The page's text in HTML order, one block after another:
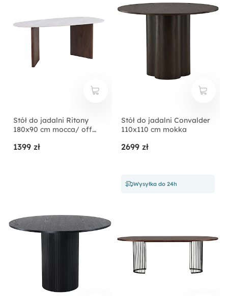
Stół do jadalni Ritony
180x90 cm mocca/ off
1399 zł
Stół do jadalni Convalder
110x110 cm mokka
2699 zł
Wysyłka do 24h